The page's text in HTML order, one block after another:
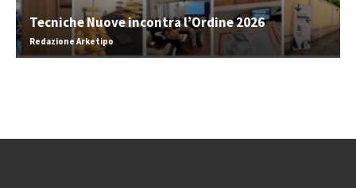
Tecniche Nuove incontra l’Ordine 2026
Redazione Arketipo